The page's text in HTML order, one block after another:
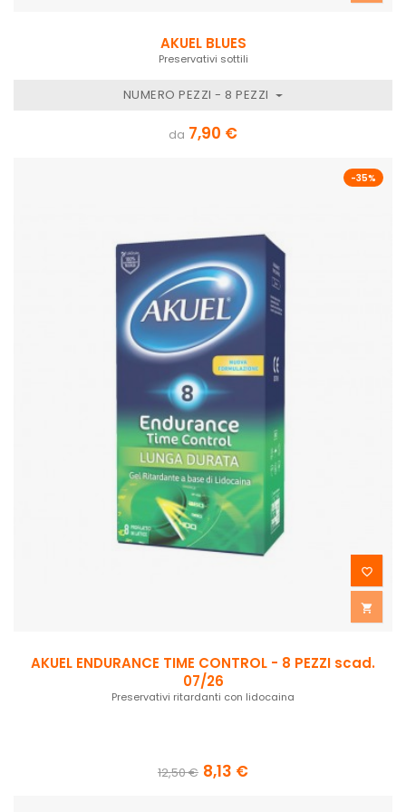
AKUEL BLUES
Preservativi sottili
NUMERO PEZZI - 8 PEZZI
da 7,90 €
-35%


AKUEL ENDURANCE TIME CONTROL - 8 PEZZI scad.
07/26
Preservativi ritardanti con lidocaina
12,50 € 8,13 €